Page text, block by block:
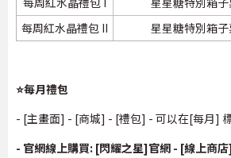
每周紅水晶禮包 II
星星糖特別箱
⭐每月禮包
- [主畫面] - [商城] - [禮包] - 可以在[每月]
- 官網線上購買: [閃耀之星]官網 - [線上商